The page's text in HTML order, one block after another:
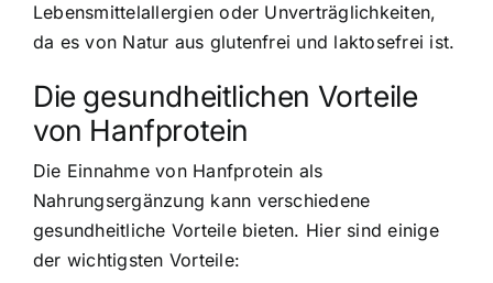
Lebensmittelallergien oder Unverträglichkeiten,
da es von Natur aus glutenfrei und laktosefrei ist.
Die gesundheitlichen Vorteile
von Hanfprotein
Die Einnahme von Hanfprotein als
Nahrungsergänzung kann verschiedene
gesundheitliche Vorteile bieten. Hier sind einige
der wichtigsten Vorteile: